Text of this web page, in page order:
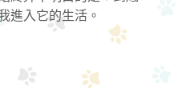
進入它的生活。